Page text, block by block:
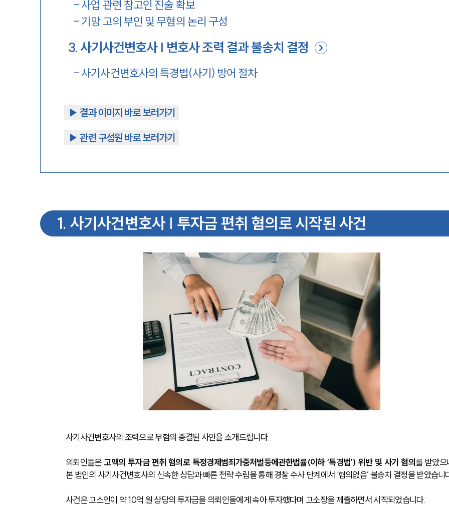
-사업 관련 참고인 진술 확보
- 기망 고의 부인 및 무혐의 논리 구성
3. 사기사건변호사 | 변호사 조력 결과 불송치 결정
-사기사건변호사의 특경법(사기) 방어 절차
▶︎ 결과 이미지 바로 보러가기
▶︎ 관련 구성원 바로 보러가기
1. 사기사건변호사 | 투자금 편취 혐의로 시작된 사건
사기사건변호사의 조력으로 무혐의 종결된 사안을 소개드립니다.
의뢰인들은 고액의 투자금 편취 혐의로 특정경제범죄가중처벌등에관한법률(이하 ‘특경법’) 위반 및 사기 혐의를 받았으
본 법인의 사기사건변호사의 신속한 상담과 빠른 전략 수립을 통해 경찰 수사 단계에서 ‘혐의없음’ 불송치 결정을 받았습니
사건은 고소인이 약 10억 원 상당의 투자금을 의뢰인들에게 속아 투자했다며 고소장을 제출하면서 시작되었습니다.